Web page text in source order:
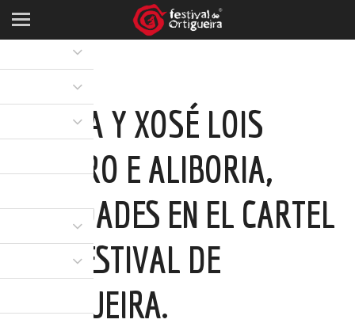
BAIUCA Y XOSÉ LOIS
ROMERO E ALIBORIA,
NOVEDADES EN EL CARTEL
DEL FESTIVAL DE
ORTIGUEIRA.